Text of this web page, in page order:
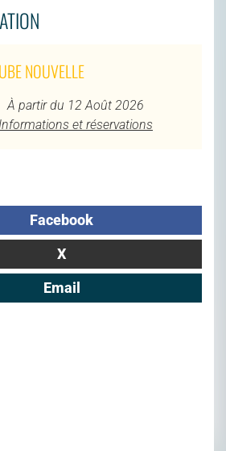
NOUVELLE
À partir du 12 Août 2026
et réservations
Facebook
X
Email